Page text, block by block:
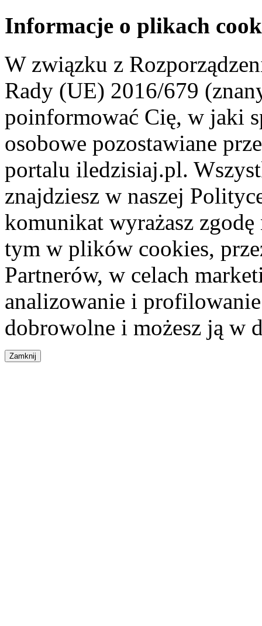
Informacje o plikach
W związku z
Rady (UE) 2016/679
poinformować Cię, w jaki
osobowe pozostawiane
portalu iledzisiaj.pl.
znajdziesz w naszej
komunikat wyrażasz
tym w plików cookies,
Partnerów, w celach
analizowanie i
dobrowolne i możesz ją w